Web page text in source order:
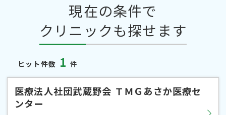
現在の条件で
クリニックも探せます
ヒット件数 1 件
医療法人社団武蔵野会 ＴＭＧあさか医療セ
ンター